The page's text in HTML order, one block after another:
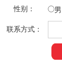
性别： 男
联系方式：